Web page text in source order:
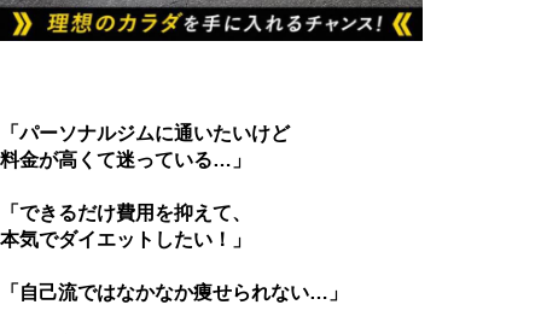
「パーソナルジムに通いたいけど
料金が高くて迷っている…」
「できるだけ費用を抑えて、
本気でダイエットしたい！」
「自己流ではなかなか痩せられない…」